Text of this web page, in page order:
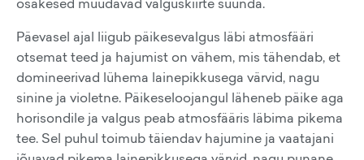
Päevasel ajal liigub päikesevalgus läbi atmosfääri
otsemat teed ja hajumist on vähem, mis tähendab, et
domineerivad lühema lainepikkusega värvid, nagu
sinine ja violetne. Päikeseloojangul läheneb päike aga
horisondile ja valgus peab atmosfääris läbima pikema
tee. Sel puhul toimub täiendav hajumine ja vaatajani